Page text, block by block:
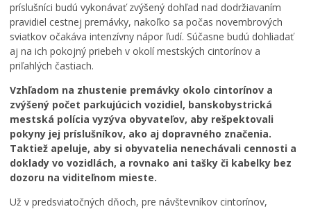
Životné prostredie a odpady
príslušníci budú vykonávať zvýšený dohľad nad dodržiavaním
pravidiel cestnej premávky, nakoľko sa počas novembrových
sviatkov očakáva intenzívny nápor ľudí. Súčasne budú dohliadať
aj na ich pokojný priebeh v okolí mestských cintorínov a
priľahlých častiach.
Vzhľadom na zhustenie premávky okolo cintorínov a
zvýšený počet parkujúcich vozidiel, banskobystrická
mestská polícia vyzýva obyvateľov, aby rešpektovali
pokyny jej príslušníkov, ako aj dopravného značenia.
Taktiež apeluje, aby si obyvatelia nenechávali cennosti a
doklady vo vozidlách, a rovnako ani tašky či kabelky bez
dozoru na viditeľnom mieste.
Už v predsviatočných dňoch, pre návštevníkov cintorínov,